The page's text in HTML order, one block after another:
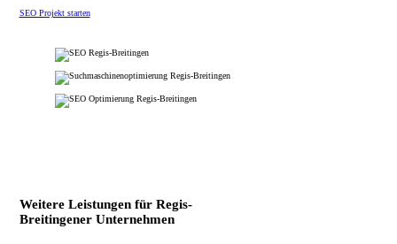
SEO Projekt starten
Weitere Leistungen für Regis-
Breitingener Unternehmen